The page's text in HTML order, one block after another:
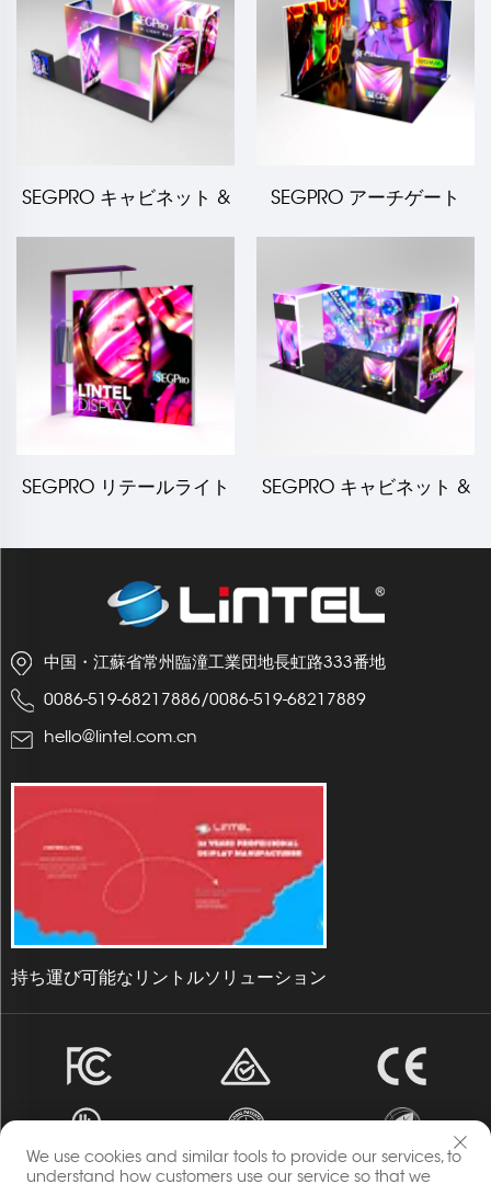
SEGPRO キャビネット &
SEGPRO アーチゲート
SEGPRO リテールライト
SEGPRO キャビネット &
中国・江蘇省常州臨潼工業団地長虹路333番地
0086-519-68217886/0086-519-68217889
hello@lintel.com.cn
持ち運び可能なリントルソリューション
We use cookies and similar tools to provide our services, to
understand how customers use our service so that we